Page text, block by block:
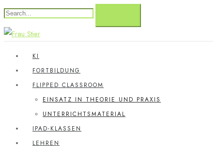
KI
FORTBILDUNG
FLIPPED CLASSROOM
EINSATZ IN THEORIE UND PRAXIS
UNTERRICHTSMATERIAL
IPAD-KLASSEN
LEHREN